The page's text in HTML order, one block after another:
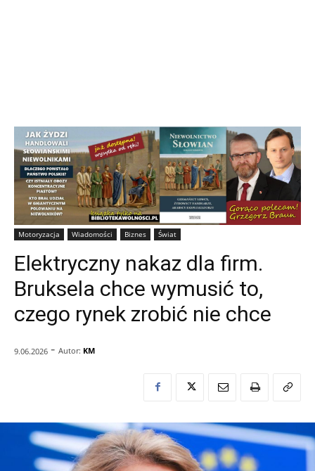
Motoryzacja Wiadomości Biznes Świat
Elektryczny nakaz dla firm.
Bruksela chce wymusić to,
czego rynek zrobić nie chce
9.06.2026 - Autor: KM